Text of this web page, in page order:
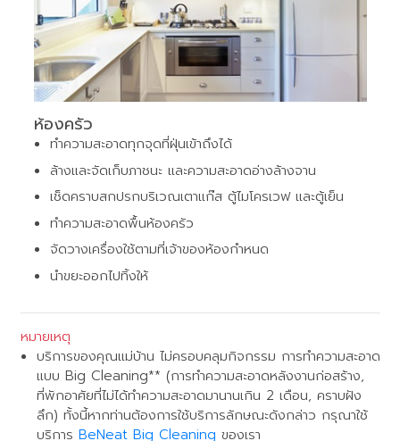
ห้องครัว
ทำความสะอาดทุกจุดที่ฝุ่นเข้าถึงได้
ล้างและจัดเก็บภาชนะ และความสะอาดอ่างล้างจาน
เช็ดคราบสกปรกบริเวณเตาแก๊ส ตู้ไมโครเวฟ และตู้เย็น
ทำความสะอาดพื้นห้องครัว
จัดวางเครื่องใช้ตามที่เจ้าของห้องกำหนด
นำขยะออกไปทิ้งให้
หมายเหตุ
บริการของคุณแม่บ้าน ไม่ครอบคลุมกิจกรรม การทำความสะอาด
แบบ Big Cleaning** (การทำความสะอาดหลังงานก่อสร้าง,
ที่พักอาศัยที่ไม่ได้ทำความสะอาดมานานเกิน 2 เดือน, คราบฝัง
ลึก) ทั้งนี้หากท่านต้องการใช้บริการลักษณะดังกล่าว กรุณาใช้
บริการ BeNeat Big Cleaning ของเรา